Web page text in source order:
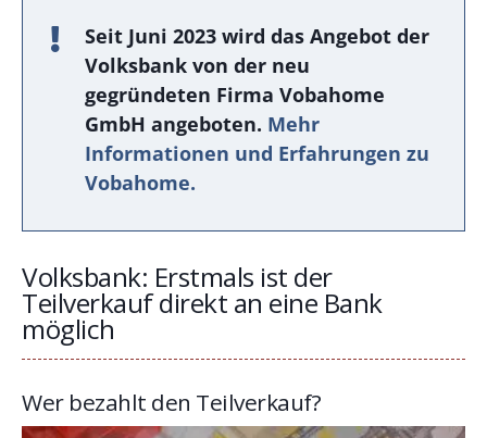
Seit Juni 2023 wird das Angebot der
Volksbank von der neu
gegründeten Firma Vobahome
GmbH angeboten. Mehr
Informationen und Erfahrungen zu
Vobahome.
Volksbank: Erstmals ist der
Teilverkauf direkt an eine Bank
möglich
Wer bezahlt den Teilverkauf?